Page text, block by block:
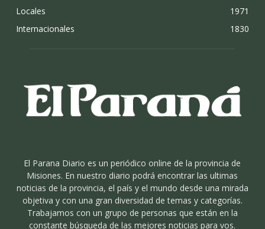
Locales
1971
Internacionales
1830
El Parana Diario es un periódico online de la provincia de
Misiones. En nuestro diario podrá encontrar las ultimas
noticias de la provincia, el país y el mundo desde una mirada
objetiva y con una gran diversidad de temas y categorías.
Trabajamos con un grupo de personas que están en la
constante búsqueda de las mejores noticias para vos.